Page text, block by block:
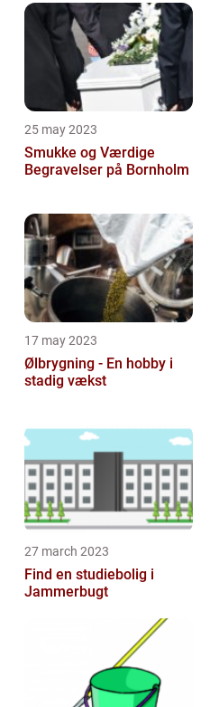
25 may 2023
Smukke og Værdige
Begravelser på Bornholm
17 may 2023
Ølbrygning - En hobby i
stadig vækst
27 march 2023
Find en studiebolig i
Jammerbugt